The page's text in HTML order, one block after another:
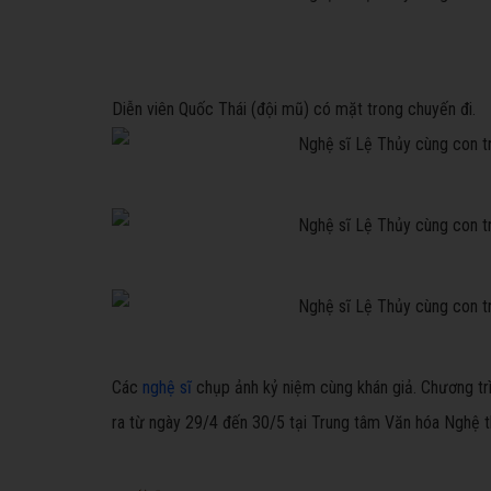
Diễn viên Quốc Thái (đội mũ) có mặt trong chuyến đi.
Các nghệ sĩ chụp ảnh kỷ niệm cùng khán giả. Chương
ra từ ngày 29/4 đến 30/5 tại Trung tâm Văn hóa Nghệ